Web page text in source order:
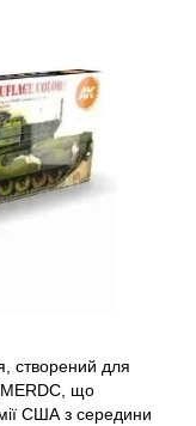
створений для
MERDC, що
США з середини